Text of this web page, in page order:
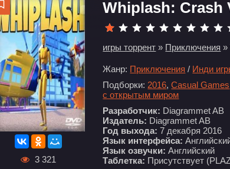
3 321
Whiplash: Crash
игры торрент » Приключения »
Жанр: Приключения / Инди
Подборки: 2016,Casual Games
с открытым миром
Разработчик: Diagrammet AB
Издатель: Diagrammet AB
Год выхода: 7 декабря 2016
Язык интерфейса:
Язык озвучки: Английский
Таблетка: Присутствует